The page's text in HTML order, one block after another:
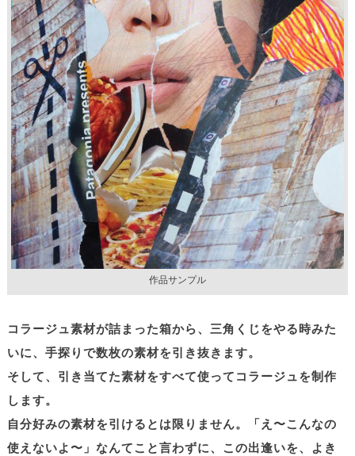
作品サンプル
コラージュ素材が詰まった箱から、三角くじをやる時みた
いに、手探りで数枚の素材を引き抜きます。
そして、引き当てた素材をすべて使ってコラージュを制作
します。
自分好みの素材を引けるとは限りません。「え〜こんなの
使えないよ〜」なんてこと言わずに、この出逢いを、よき